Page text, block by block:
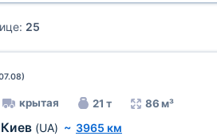
25
крытая 21 т 86 м³
Киев (UA) ~ 3965 км